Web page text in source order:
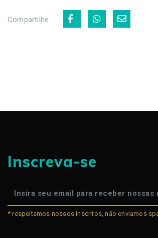
Compartilhe
Inscreva-se
* respeitamos nossos inscritos, não enviamos